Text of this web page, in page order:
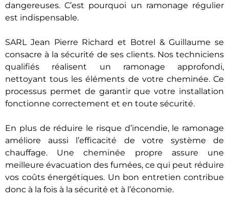
dangereuses. C’est pourquoi un ramonage régulier
est indispensable.
SARL Jean Pierre Richard et Botrel & Guillaume se
consacre à la sécurité de ses clients. Nos techniciens
qualifiés réalisent un ramonage approfondi,
nettoyant tous les éléments de votre cheminée. Ce
processus permet de garantir que votre installation
fonctionne correctement et en toute sécurité.
En plus de réduire le risque d’incendie, le ramonage
améliore aussi l’efficacité de votre système de
chauffage. Une cheminée propre assure une
meilleure évacuation des fumées, ce qui peut réduire
vos coûts énergétiques. Un bon entretien contribue
donc à la fois à la sécurité et à l’économie.